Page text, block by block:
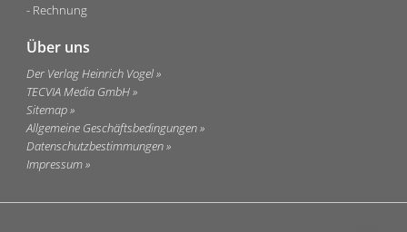
Rechnung
Über uns
Der Verlag Heinrich Vogel
TECVIA Media GmbH
Sitemap
Allgemeine Geschäftsbedingungen
Datenschutzbestimmungen
Impressum